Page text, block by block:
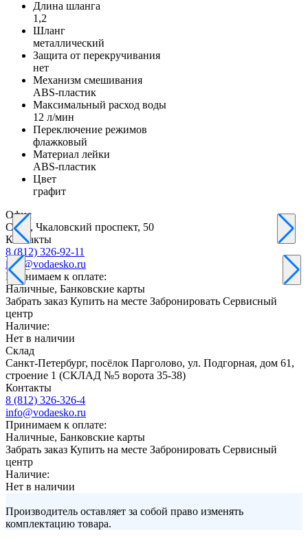
Длина шланга
1,2
Шланг
металлический
Защита от перекручивания
нет
Механизм смешивания
ABS-пластик
Максимальный расход воды
12 л/мин
Переключение режимов
флажковый
Материал лейки
ABS-пластик
Цвет
графит
Офис
С-Пб, Чкаловский проспект, 50
Контакты
8 (812) 326-92-11
info@vodaesko.ru
Принимаем к оплате:
Наличные, Банковские карты
Забрать заказ Купить на месте Забронировать Сервисный
центр
Наличие:
Нет в наличии
Склад
Санкт-Петербург, посёлок Парголово, ул. Подгорная, дом 61,
строение 1 (СКЛАД №5 ворота 35-38)
Контакты
8 (812) 326-326-4
info@vodaesko.ru
Принимаем к оплате:
Наличные, Банковские карты
Забрать заказ Купить на месте Забронировать Сервисный
центр
Наличие:
Нет в наличии
Производитель оставляет за собой право изменять
комплектацию товара.